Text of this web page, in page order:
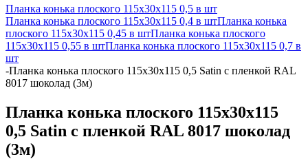
Планка конька плоского 115х30х115 0,5 в шт
Планка конька плоского 115х30х115 0,4 в штПланка конька
плоского 115х30х115 0,45 в штПланка конька плоского
115х30х115 0,55 в штПланка конька плоского 115х30х115 0,7 в
шт
-Планка конька плоского 115х30х115 0,5 Satin с пленкой RAL
8017 шоколад (3м)
Планка конька плоского 115х30х115
0,5 Satin с пленкой RAL 8017 шоколад
(3м)